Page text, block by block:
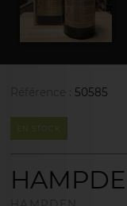
50585
EN STOCK